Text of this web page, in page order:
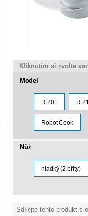
Kliknutím si zvolte
Model
R 201 R
Robot Cook
Nůž
hladký (2 břity)
Sdílejte tento produkt s